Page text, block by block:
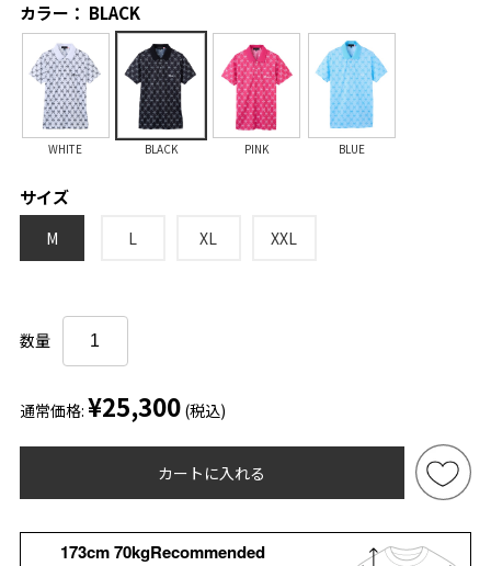
カラー： BLACK
WHITE BLACK PINK BLUE
サイズ
M L XL XXL
数量
通常価格: ¥25,300 (税込)
カートに入れる
173cm 70kgRecommended